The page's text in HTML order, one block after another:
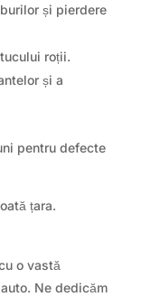
și pierdere
roții.
și a
pentru defecte
țara.
o vastă
Ne dedicăm